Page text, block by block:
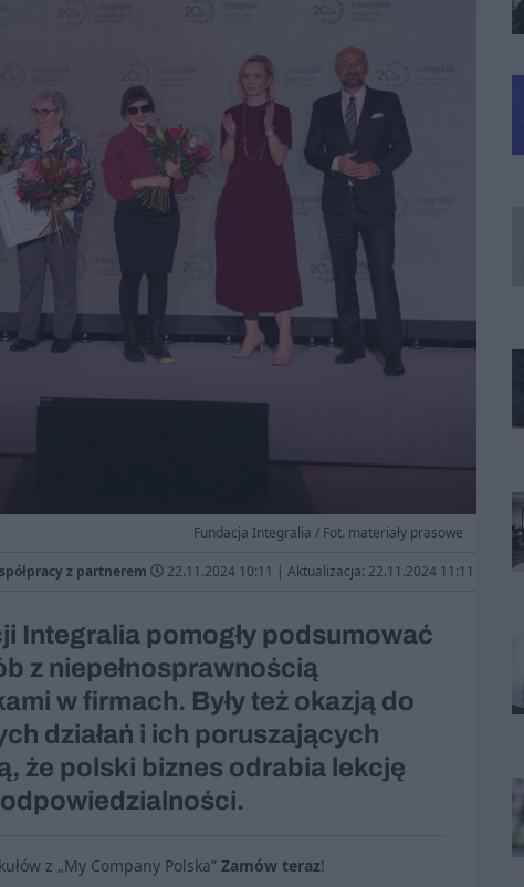
Fundacja Integralia / Fot. materiały prasowe
z partnerem 22.11.2024 10:11 | Aktualizacja: 22.11.2024 11:11
Integralia pomogły podsumować
z niepełnosprawnością
w firmach. Były też okazją do
działań i ich poruszających
że polski biznes odrabia lekcję
z „My Company Polska” Zamów teraz!